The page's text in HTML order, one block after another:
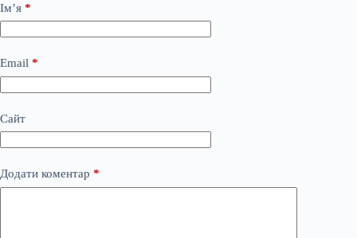
Ім’я *
Email *
Сайт
Додати коментар *